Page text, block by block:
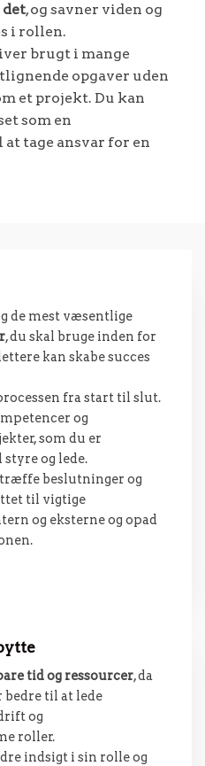
, og savner viden og
i rollen.
brugt i mange
opgaver uden
et projekt. Du kan
som en
at tage ansvar for en
de mest væsentlige
, du skal bruge inden for
kan skabe succes
fra start til slut.
og
som du er
og lede.
beslutninger og
til vigtige
og eksterne og opad
tid og ressourcer, da
til at lede
og
roller.
indsigt i sin rolle og